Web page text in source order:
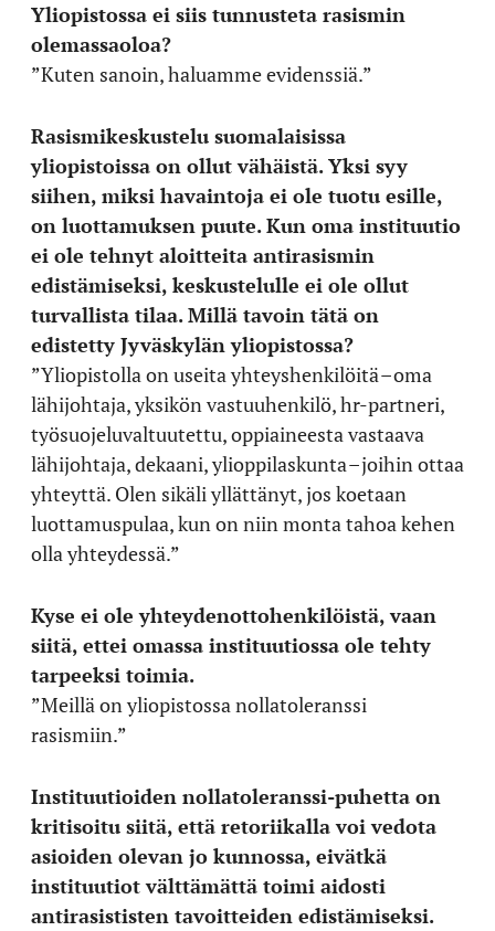
Yliopistossa ei siis tunnusteta rasismin
olemassaoloa?
”Kuten sanoin, haluamme evidenssiä.”
Rasismikeskustelu suomalaisissa
yliopistoissa on ollut vähäistä. Yksi syy
siihen, miksi havaintoja ei ole tuotu esille,
on luottamuksen puute. Kun oma instituutio
ei ole tehnyt aloitteita antirasismin
edistämiseksi, keskustelulle ei ole ollut
turvallista tilaa. Millä tavoin tätä on
edistetty Jyväskylän yliopistossa?
”Yliopistolla on useita yhteyshenkilöitä – oma
lähijohtaja, yksikön vastuuhenkilö, hr-partneri,
työsuojeluvaltuutettu, oppiaineesta vastaava
lähijohtaja, dekaani, ylioppilaskunta – joihin ottaa
yhteyttä. Olen sikäli yllättänyt, jos koetaan
luottamuspulaa, kun on niin monta tahoa kehen
olla yhteydessä.”
Kyse ei ole yhteydenottohenkilöistä, vaan
siitä, ettei omassa instituutiossa ole tehty
tarpeeksi toimia.
”Meillä on yliopistossa nollatoleranssi
rasismiin.”
Instituutioiden nollatoleranssi-puhetta on
kritisoitu siitä, että retoriikalla voi vedota
asioiden olevan jo kunnossa, eivätkä
instituutiot välttämättä toimi aidosti
antirasististen tavoitteiden edistämiseksi.